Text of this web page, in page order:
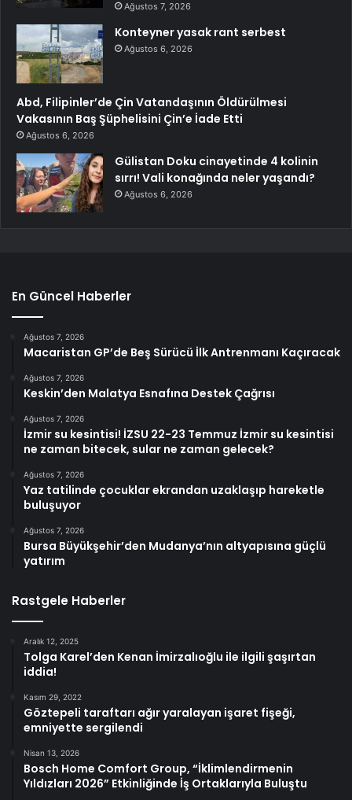
Ağustos 7, 2026
Konteyner yasak rant serbest
Ağustos 6, 2026
Abd, Filipinler’de Çin Vatandaşının Öldürülmesi
Vakasının Baş Şüphelisini Çin’e İade Etti
Ağustos 6, 2026
Gülistan Doku cinayetinde 4 kolinin
sırrı! Vali konağında neler yaşandı?
Ağustos 6, 2026
En Güncel Haberler
Ağustos 7, 2026
Macaristan GP’de Beş Sürücü İlk Antrenmanı Kaçıracak
Ağustos 7, 2026
Keskin’den Malatya Esnafına Destek Çağrısı
Ağustos 7, 2026
İzmir su kesintisi! İZSU 22-23 Temmuz İzmir su kesintisi
ne zaman bitecek, sular ne zaman gelecek?
Ağustos 7, 2026
Yaz tatilinde çocuklar ekrandan uzaklaşıp hareketle
buluşuyor
Ağustos 7, 2026
Bursa Büyükşehir’den Mudanya’nın altyapısına güçlü
yatırım
Rastgele Haberler
Aralık 12, 2025
Tolga Karel’den Kenan İmirzalıoğlu ile ilgili şaşırtan
iddia!
Kasım 29, 2022
Göztepeli taraftarı ağır yaralayan işaret fişeği,
emniyette sergilendi
Nisan 13, 2026
Bosch Home Comfort Group, “İklimlendirmenin
Yıldızları 2026” Etkinliğinde İş Ortaklarıyla Buluştu